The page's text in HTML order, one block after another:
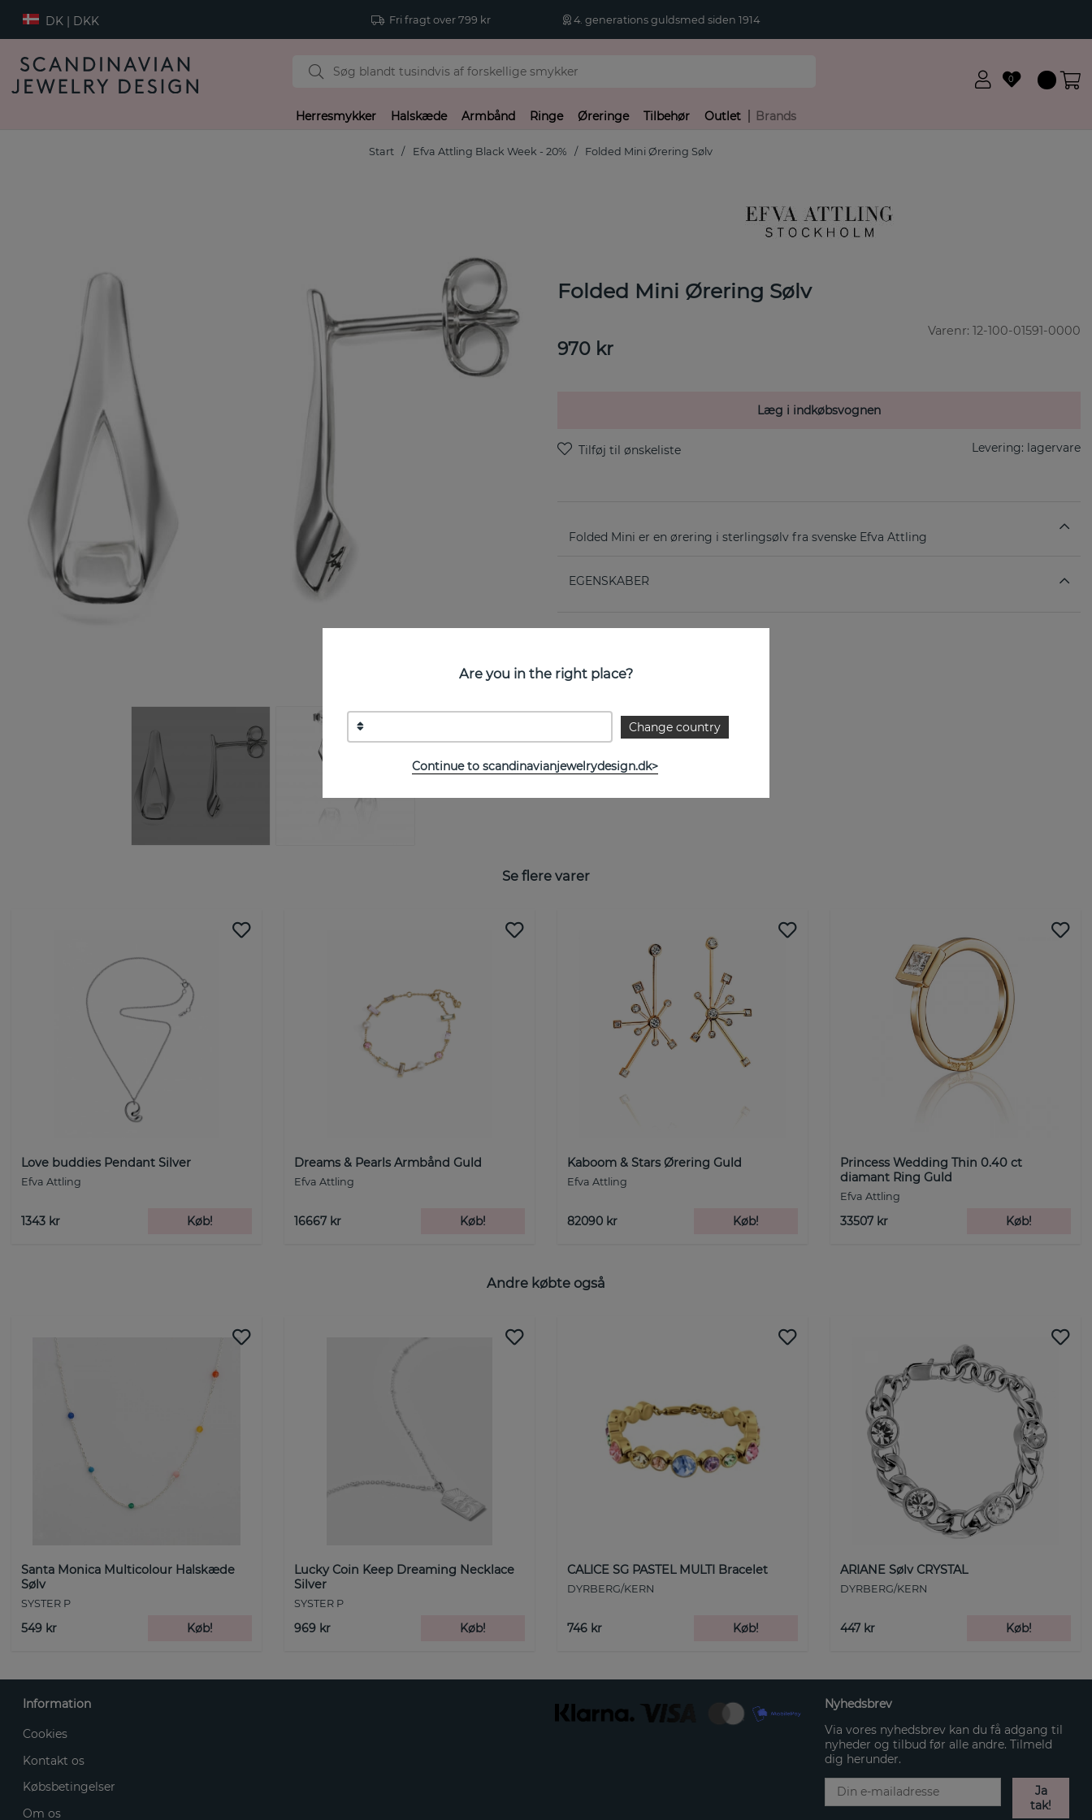
DK | DKK Fri fragt over 799 kr 4. generations guldsmed siden 1914
0
Herresmykker Halskæde Armbånd Ringe Øreringe Tilbehør Outlet Brands
Start Efva Attling Black Week - 20% Folded Mini Ørering Sølv
Folded Mini Ørering Sølv
Varenr: 12-100-01591-0000
970 kr
Læg i indkøbsvognen
Levering: lagervare
Folded Mini er en ørering i sterlingsølv fra svenske Efva Attling
EGENSKABER
Se flere varer
Love buddies Pendant Silver
Efva Attling
1343 kr Køb!
Dreams & Pearls Armbånd Guld
Efva Attling
16667 kr Køb!
Kaboom & Stars Ørering Guld
Efva Attling
82090 kr Køb!
Princess Wedding Thin 0.40 ct
diamant Ring Guld
Efva Attling
33507 kr Køb!
Andre købte også
Santa Monica Multicolour Halskæde
Sølv
SYSTER P
549 kr Køb!
Lucky Coin Keep Dreaming Necklace
Silver
SYSTER P
969 kr Køb!
CALICE SG PASTEL MULTI Bracelet
DYRBERG/KERN
746 kr Køb!
ARIANE Sølv CRYSTAL
DYRBERG/KERN
447 kr Køb!
Are you in the right place?
Change country
Continue to scandinavianjewelrydesign.dk>
Information
Cookies
Kontakt os
Købsbetingelser
Om os
Nyhedsbrev
Via vores nyhedsbrev kan du få adgang til
nyheder og tilbud før alle andre. Tilmeld
dig herunder.
Ja
tak!